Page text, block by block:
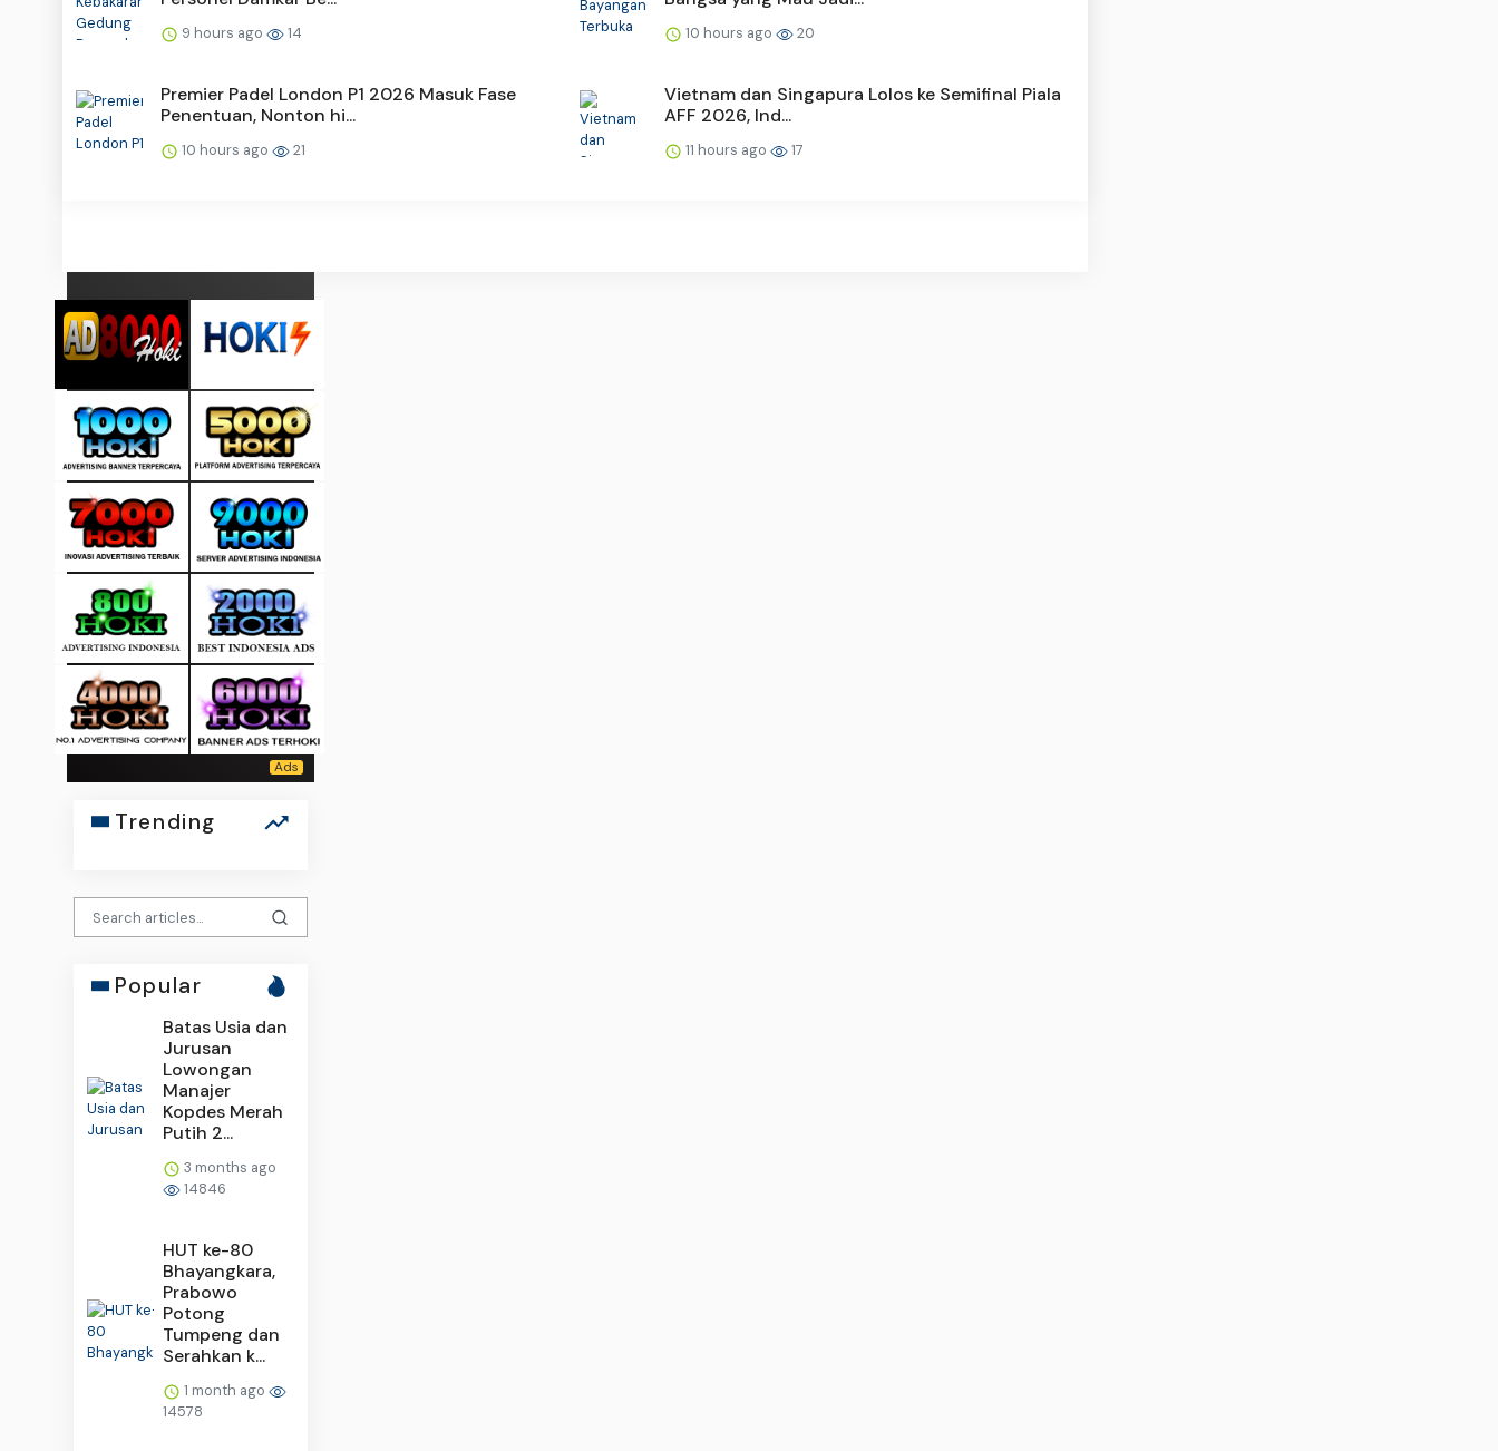
9 hours ago 14 10 hours ago 20
Premier Padel London P1 2026 Masuk Fase
Penentuan, Nonton hi...
10 hours ago 21
Vietnam dan Singapura Lolos ke Semifinal Piala
AFF 2026, Ind...
11 hours ago 17
Trending
Popular
Batas Usia dan
Jurusan
Lowongan
Manajer
Kopdes Merah
Putih 2...
3 months ago
14846
HUT ke-80
Bhayangkara,
Prabowo
Potong
Tumpeng dan
Serahkan k...
1 month ago
14578